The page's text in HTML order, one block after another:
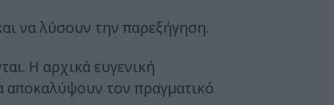
να λύσουν την παρεξήγηση.
Η αρχικά ευγενική
αποκαλύψουν τον πραγματικό